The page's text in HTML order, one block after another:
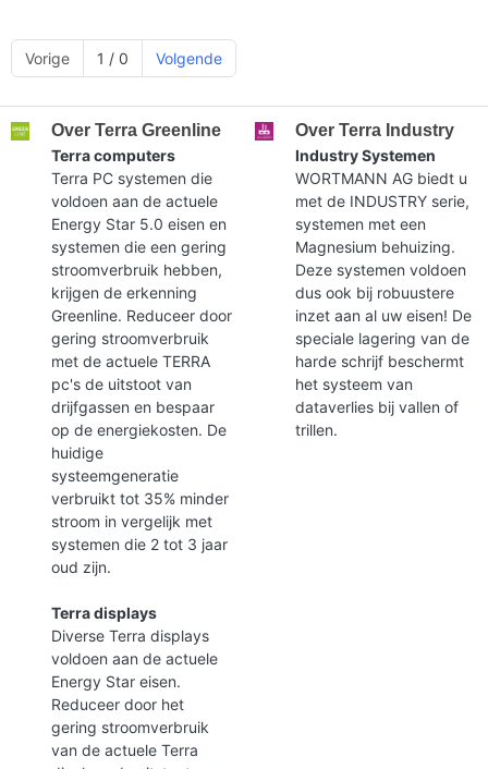
Vorige 1 / 0 Volgende
Over Terra Greenline
Terra computers
Terra PC systemen die
voldoen aan de actuele
Energy Star 5.0 eisen en
systemen die een gering
stroomverbruik hebben,
krijgen de erkenning
Greenline. Reduceer door
gering stroomverbruik
met de actuele TERRA
pc's de uitstoot van
drijfgassen en bespaar
op de energiekosten. De
huidige
systeemgeneratie
verbruikt tot 35% minder
stroom in vergelijk met
systemen die 2 tot 3 jaar
oud zijn.
Terra displays
Diverse Terra displays
voldoen aan de actuele
Energy Star eisen.
Reduceer door het
gering stroomverbruik
van de actuele Terra
Over Terra Industry
Industry Systemen
WORTMANN AG biedt u
met de INDUSTRY serie,
systemen met een
Magnesium behuizing.
Deze systemen voldoen
dus ook bij robuustere
inzet aan al uw eisen! De
speciale lagering van de
harde schrijf beschermt
het systeem van
dataverlies bij vallen of
trillen.